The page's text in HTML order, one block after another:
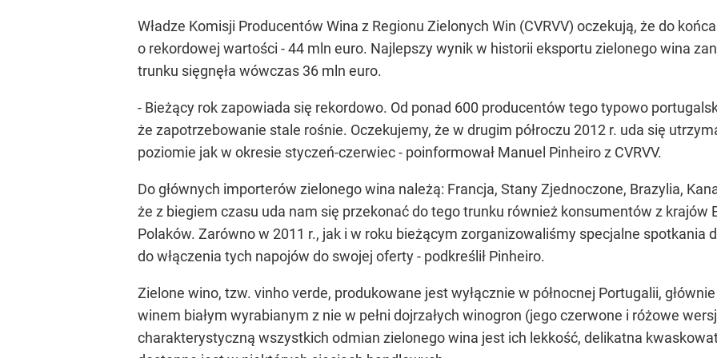
Władze Komisji Producentów Wina z Regionu Zielonych Win (CVRVV) oczekują, że do
o rekordowej wartości - 44 mln euro. Najlepszy wynik w historii eksportu zielonego wina
trunku sięgnęła wówczas 36 mln euro.
- Bieżący rok zapowiada się rekordowo. Od ponad 600 producentów tego typowo
że zapotrzebowanie stale rośnie. Oczekujemy, że w drugim półroczu 2012 r. uda się
poziomie jak w okresie styczeń-czerwiec - poinformował Manuel Pinheiro z CVRVV.
Do głównych importerów zielonego wina należą: Francja, Stany Zjednoczone, Brazylia,
że z biegiem czasu uda nam się przekonać do tego trunku również konsumentów z krajów
Polaków. Zarówno w 2011 r., jak i w roku bieżącym zorganizowaliśmy specjalne
do włączenia tych napojów do swojej oferty - podkreślił Pinheiro.
Zielone wino, tzw. vinho verde, produkowane jest wyłącznie w północnej Portugalii,
winem białym wyrabianym z nie w pełni dojrzałych winogron (jego czerwone i różowe
charakterystyczną wszystkich odmian zielonego wina jest ich lekkość, delikatna